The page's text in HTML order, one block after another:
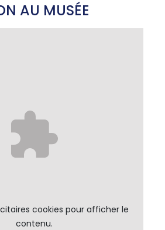
AU MUSÉE
cookies pour afficher le
contenu.